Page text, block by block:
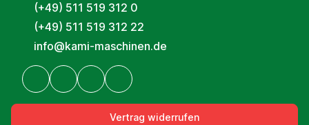
(+49) 511 519 312 0
(+49) 511 519 312 22
info@kami-maschinen.de
Vertrag widerrufen